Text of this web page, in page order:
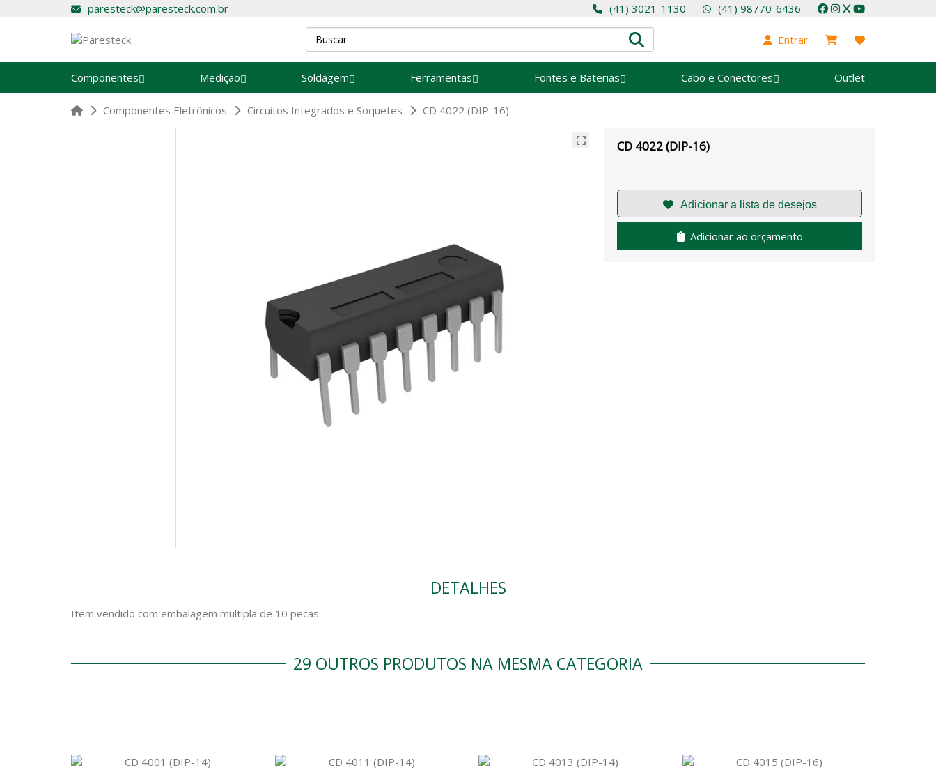
paresteck@paresteck.com.br (41) 3021-1130 (41) 98770-6436
Entrar
Componentes Medição Soldagem Ferramentas Fontes e Baterias Cabo e Conectores Outlet
Componentes Eletrônicos Circuitos Integrados e Soquetes CD 4022 (DIP-16)
CD 4022 (DIP-16)
Adicionar ao orçamento
DETALHES
Item vendido com embalagem multipla de 10 pecas.
29 OUTROS PRODUTOS NA MESMA CATEGORIA